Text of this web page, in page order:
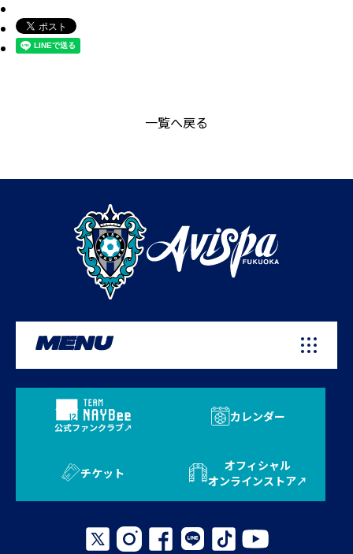
一覧へ戻る
MENU
公式ファンクラブ
カレンダー
チケット
オフィシャル
オンラインストア